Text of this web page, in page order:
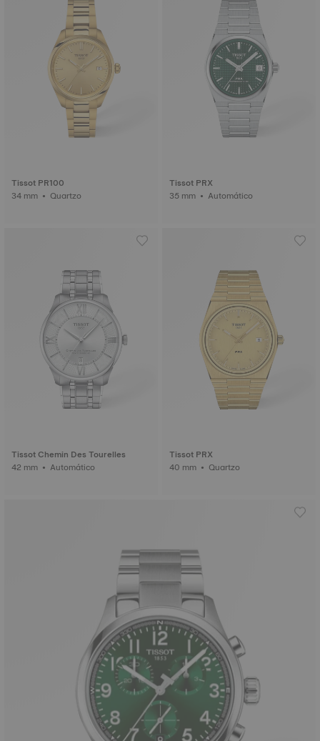
Tissot PR100
34 mm • Quartzo
Tissot PRX
35 mm • Automático
Tissot Chemin Des Tourelles
42 mm • Automático
Tissot PRX
40 mm • Quartzo